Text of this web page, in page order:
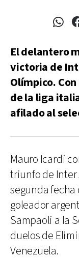
El delantero
victoria de
Olímpico.
de la liga
afilado al
Mauro Icardi
triunfo de Inter
segunda fecha
goleador
Sampaoli a la
duelos de
Venezuela.